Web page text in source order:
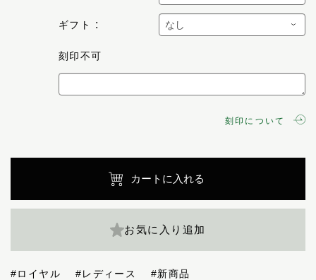
ギフト
刻印不可
刻印について
カートに入れる
お気に入り追加
#ロイヤル #レディース
#新商品